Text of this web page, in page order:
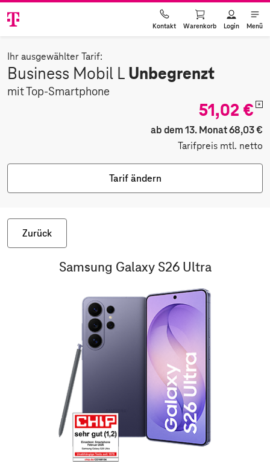
Kontakt Warenkorb Login Menü
Ihr ausgewählter Tarif:
Business Mobil L Unbegrenzt
mit Top-Smartphone
51,02 € *
ab dem 13. Monat 68,03 €
Tarifpreis mtl. netto
Tarif ändern
Zurück
Samsung Galaxy S26 Ultra